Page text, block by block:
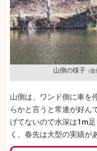
山側の様子（提
山側は、ワンド側に車を
らかと言うと常連が好ん
げてないので水深は1m
く、春先は大型の実績が